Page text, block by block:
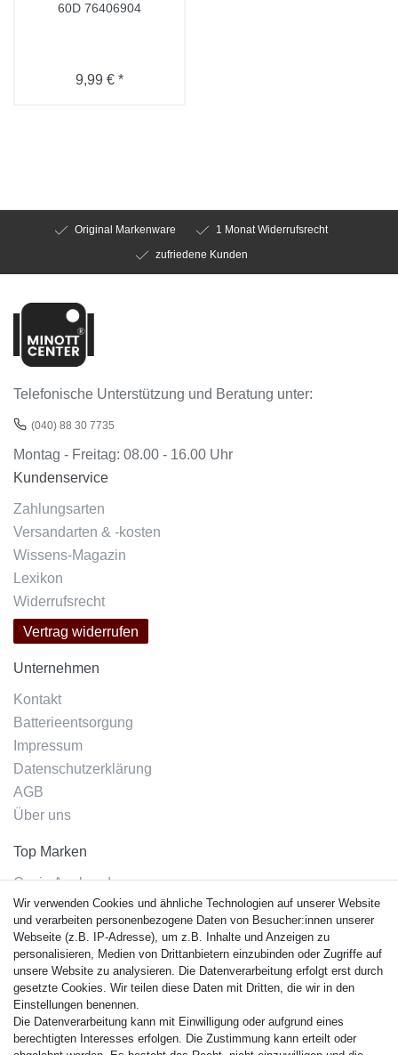
60D 76406904
9,99 € *
Original Markenware
1 Monat Widerrufsrecht
zufriedene Kunden
Telefonische Unterstützung und Beratung unter:
(040) 88 30 7735
Montag - Freitag: 08.00 - 16.00 Uhr
Kundenservice
Zahlungsarten
Versandarten & -kosten
Wissens-Magazin
Lexikon
Widerrufsrecht
Vertrag widerrufen
Unternehmen
Kontakt
Batterieentsorgung
Impressum
Datenschutzerklärung
AGB
Über uns
Top Marken
Casio Armband
Festina Armband
Citizen Armband
M. Lacroix Armband
J. Lemans Armband
Uhrenarmbänder - Alle
Sicherheit
Wir verwenden Cookies und ähnliche Technologien auf unserer Website
und verarbeiten personenbezogene Daten von Besucher:innen unserer
Webseite (z.B. IP-Adresse), um z.B. Inhalte und Anzeigen zu
personalisieren, Medien von Drittanbietern einzubinden oder Zugriffe auf
unsere Website zu analysieren. Die Datenverarbeitung erfolgt erst durch
gesetzte Cookies. Wir teilen diese Daten mit Dritten, die wir in den
Einstellungen benennen.
Die Datenverarbeitung kann mit Einwilligung oder aufgrund eines
berechtigten Interesses erfolgen. Die Zustimmung kann erteilt oder